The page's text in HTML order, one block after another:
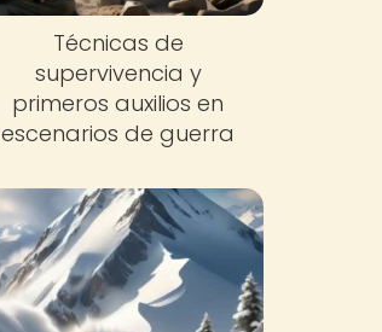
Técnicas de
supervivencia y
primeros auxilios en
escenarios de guerra